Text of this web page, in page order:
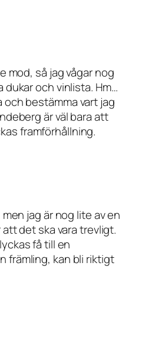
mod, så jag vågar nog
och vinlista. Hm…
och bestämma vart jag
är väl bara att
framförhållning.
jag är nog lite av en
det ska vara trevligt.
få till en
främling, kan bli riktigt